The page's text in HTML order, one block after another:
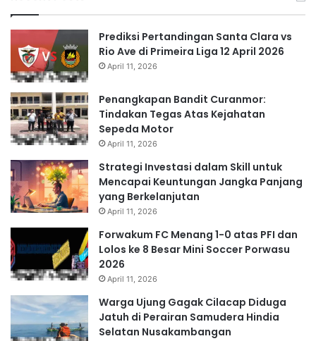
Prediksi Pertandingan Santa Clara vs
Rio Ave di Primeira Liga 12 April 2026
April 11, 2026
Penangkapan Bandit Curanmor:
Tindakan Tegas Atas Kejahatan
Sepeda Motor
April 11, 2026
Strategi Investasi dalam Skill untuk
Mencapai Keuntungan Jangka Panjang
yang Berkelanjutan
April 11, 2026
Forwakum FC Menang 1-0 atas PFI dan
Lolos ke 8 Besar Mini Soccer Porwasu
2026
April 11, 2026
Warga Ujung Gagak Cilacap Diduga
Jatuh di Perairan Samudera Hindia
Selatan Nusakambangan